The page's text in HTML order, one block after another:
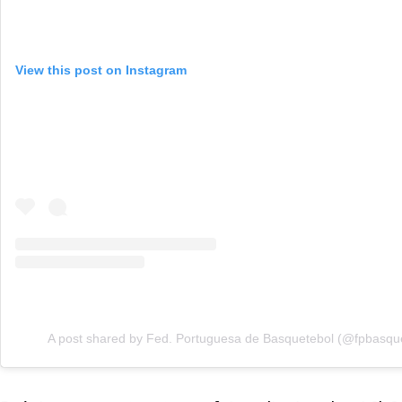
View this post on Instagram
A post shared by Fed. Portuguesa de Basquetebol